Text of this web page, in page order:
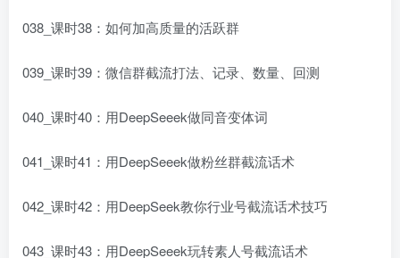
038_课时38：如何加高质量的活跃群
039_课时39：微信群截流打法、记录、数量、回测
040_课时40：用DeepSeeek做同音变体词
041_课时41：用DeepSeeek做粉丝群截流话术
042_课时42：用DeepSeek教你行业号截流话术技巧
043_课时43：用DeepSeeek玩转素人号截流话术